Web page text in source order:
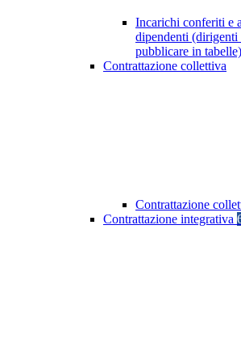
Incarichi conferiti e
dipendenti
pubblicare in tabelle)
Contrattazione collettiva
Contrattazione
Contrattazione integrativa